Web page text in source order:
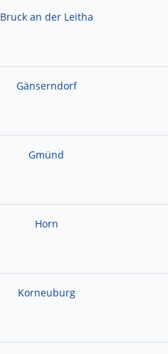
Bruck an der Leitha
Gänserndorf
Gmünd
Horn
Korneuburg